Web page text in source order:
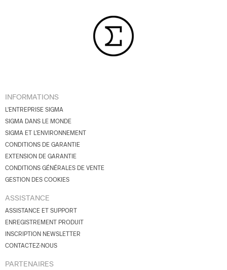
INFORMATIONS
L'ENTREPRISE SIGMA
SIGMA DANS LE MONDE
SIGMA ET L'ENVIRONNEMENT
CONDITIONS DE GARANTIE
EXTENSION DE GARANTIE
CONDITIONS GÉNÉRALES DE VENTE
GESTION DES COOKIES
ASSISTANCE
ASSISTANCE ET SUPPORT
ENREGISTREMENT PRODUIT
INSCRIPTION NEWSLETTER
CONTACTEZ-NOUS
PARTENAIRES